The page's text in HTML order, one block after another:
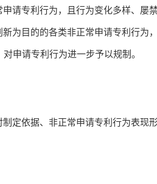
请专利行为，且行为变化多样、屡
为目的的各类非正常申请专利行为
申请专利行为进一步予以规制。
依据、非正常申请专利行为表现